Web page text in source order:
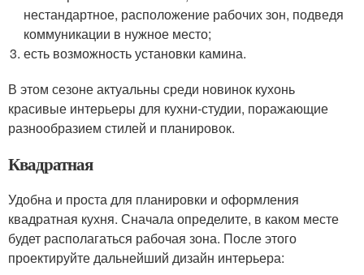
нестандартное, расположение рабочих зон, подведя
коммуникации в нужное место;
есть возможность установки камина.
В этом сезоне актуальны среди новинок кухонь
красивые интерьеры для кухни-студии, поражающие
разнообразием стилей и планировок.
Квадратная
Удобна и проста для планировки и оформления
квадратная кухня. Сначала определите, в каком месте
будет располагаться рабочая зона. После этого
проектируйте дальнейший дизайн интерьера: